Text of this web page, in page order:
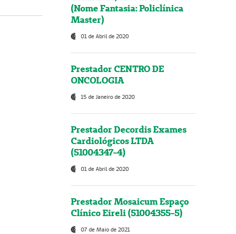
(Nome Fantasia: Policlínica
Master)
01 de Abril de 2020
Prestador CENTRO DE
ONCOLOGIA
15 de Janeiro de 2020
Prestador Decordis Exames
Cardiológicos LTDA
(51004347-4)
01 de Abril de 2020
Prestador Mosaicum Espaço
Clínico Eireli (51004355-5)
07 de Maio de 2021